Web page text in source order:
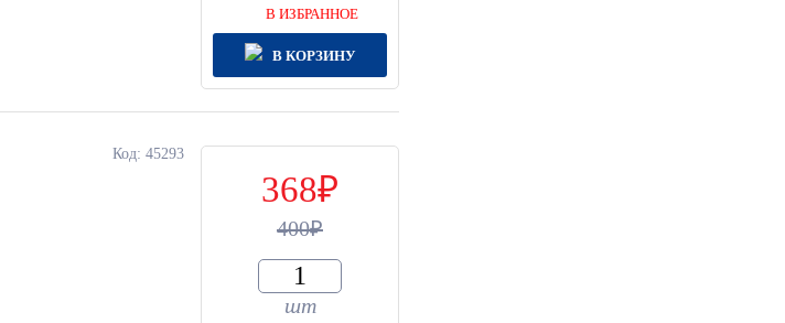
В ИЗБРАННОЕ
В КОРЗИНУ
Код: 45293
368
400
шт